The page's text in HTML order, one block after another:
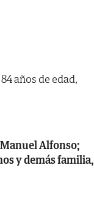
años de edad,
Alfonso;
y demás familia,